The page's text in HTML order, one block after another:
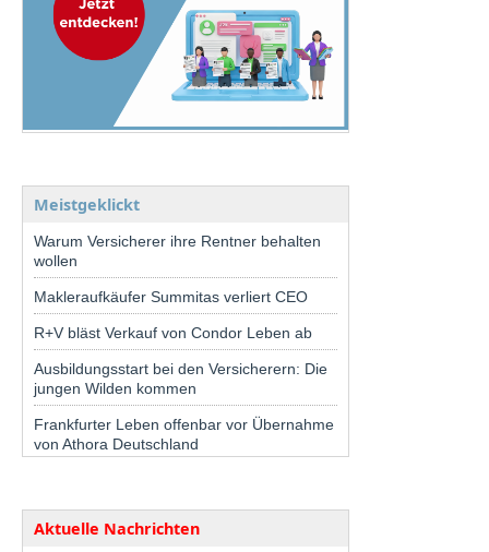
Meistgeklickt
Warum Versicherer ihre Rentner behalten
wollen
Makleraufkäufer Summitas verliert CEO
R+V bläst Verkauf von Condor Leben ab
Ausbildungsstart bei den Versicherern: Die
jungen Wilden kommen
Frankfurter Leben offenbar vor Übernahme
von Athora Deutschland
Aktuelle Nachrichten